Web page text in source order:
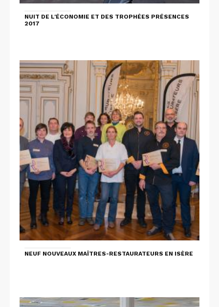
NUIT DE L'ÉCONOMIE ET DES TROPHÉES PRÉSENCES
2017
NEUF NOUVEAUX MAÎTRES-RESTAURATEURS EN ISÈRE